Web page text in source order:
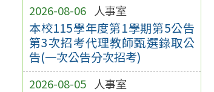
2026-08-06 人事室
本校115學年度第1學期第5公告
第3次招考代理教師甄選錄取公
告(一次公告分次招考)
2026-08-05 人事室